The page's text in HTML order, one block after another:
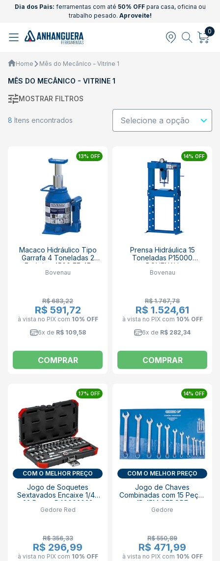
Dia dos Pais: ferramentas com até 50% OFFpara casa, oficina ou
trabalho pesado. Aproveite!
0
Home Mês do Mecânico - Vitrine 1
MÊS DO MECÂNICO - VITRINE 1
MOSTRAR FILTROS
8 Itens encontrados
13% OFF
Macaco Hidráulico Tipo
Garrafa 4 Toneladas 2
Estágios 4500 EF 4F
BOVENAU
Bovenau
R$ 683,22
R$ 591,72
à vista no PIX com 10% OFF
6x de R$ 109,58
COMPRAR
14% OFF
Prensa Hidráulica 15
Toneladas P15000
BOVENAU
Bovenau
R$ 1.767,78
R$ 1.524,61
à vista no PIX com 10% OFF
6x de R$ 282,34
COMPRAR
17% OFF
COM O MELHOR PREÇO
Jogo de Soquetes
Sextavados Encaixe 1/4"
33 Peças R49003033
GEDORE RED
Gedore Red
R$ 356,33
R$ 296,99
à vista no PIX com 10% OFF
14% OFF
COM O MELHOR PREÇO
Jogo de Chaves
Combinadas com 15 Peças
1B-15M GEDORE
Gedore
R$ 550,89
R$ 471,99
à vista no PIX com 10% OFF